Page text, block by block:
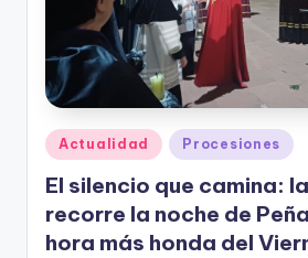
Publicado
en
Actualidad Procesiones
El silencio que camina:
recorre la noche de
hora más honda del